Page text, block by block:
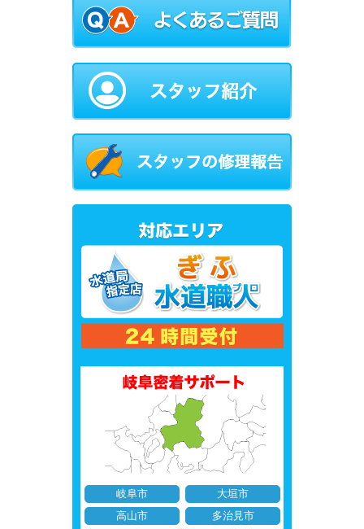
岐阜市
大垣市
高山市
多治見市